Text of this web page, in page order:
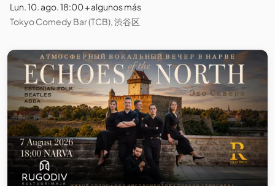
Lun. 10. ago. 18:00 + algunos más
Tokyo Comedy Bar (TCB), 渋谷区